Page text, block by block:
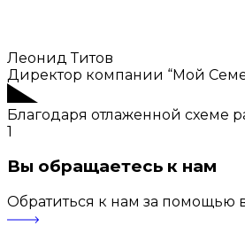
Леонид Титов
Директор компании “Мой
Благодаря отлаженной схеме
1
Вы обращаетесь к нам
Обратиться к нам за помощью